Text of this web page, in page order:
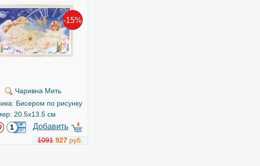
-15%
Чаривна Мить
Бисером по рисунку
20.5x13.5 см
Добавить
1091 927 руб.